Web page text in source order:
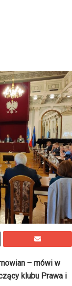
– mówi w
klubu Prawa i